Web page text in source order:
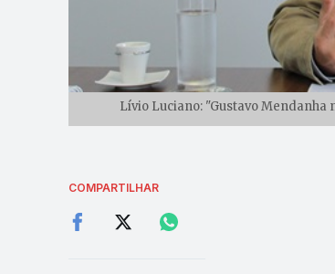
Lívio Luciano: "Gustavo Mendanha
COMPARTILHAR